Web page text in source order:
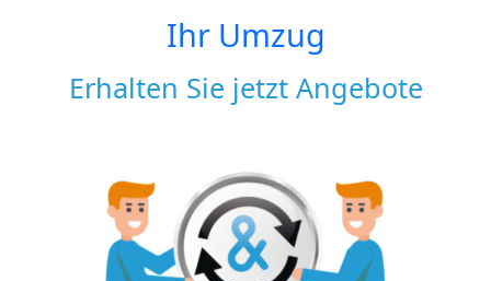
Ihr Umzug
Erhalten Sie jetzt Angebote